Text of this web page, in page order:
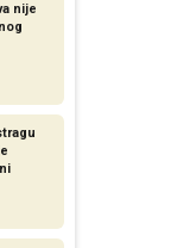
nije